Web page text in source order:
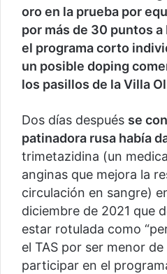
oro en la prueba por
por más de 30 puntos a
el programa corto
un posible doping
los pasillos de la Villa
Dos días después se
patinadora rusa había
trimetazidina (un
anginas que mejora la
circulación en sangre)
diciembre de 2021 que
estar rotulada como
el TAS por ser menor
participar en el